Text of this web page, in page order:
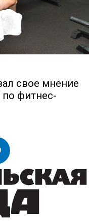
свое мнение
по фитнес-